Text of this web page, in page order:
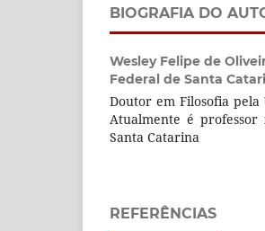
BIOGRAFIA DO
Wesley Felipe de
Federal de Santa
Doutor em Filosofia pela
Atualmente é professor
Santa Catarina
REFERÊNCIAS